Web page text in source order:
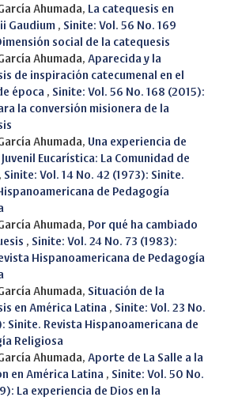
Ahumada, La catequesis en
Gaudium , Sinite: Vol. 56 No. 169
social de la catequesis
Ahumada, Aparecida y la
de inspiración catecumenal en el
época , Sinite: Vol. 56 No. 168 (2015):
la conversión misionera de la
Ahumada, Una experiencia de
Eucarística: La Comunidad de
, Sinite: Vol. 14 No. 42 (1973): Sinite.
de Pedagogía
Ahumada, Por qué ha cambiado
, Sinite: Vol. 24 No. 73 (1983):
Hispanoamericana de Pedagogía
Ahumada, Situación de la
en América Latina , Sinite: Vol. 23 No.
Sinite. Revista Hispanoamericana de
Religiosa
Ahumada, Aporte de La Salle a la
en América Latina , Sinite: Vol. 50 No.
La experiencia de Dios en la